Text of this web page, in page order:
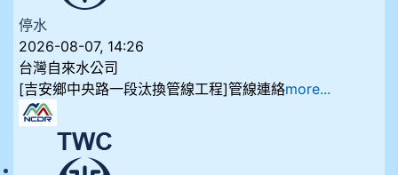
停水
2026-08-07, 14:26
台灣自來水公司
[吉安鄉中央路一段汰換管線工程]管線連絡more...